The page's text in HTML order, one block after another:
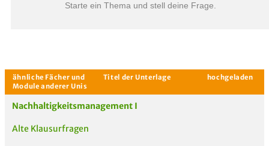
Starte ein Thema und stell deine Frage.
Nachhaltigkeitsmanagement I
Alte Klausurfragen